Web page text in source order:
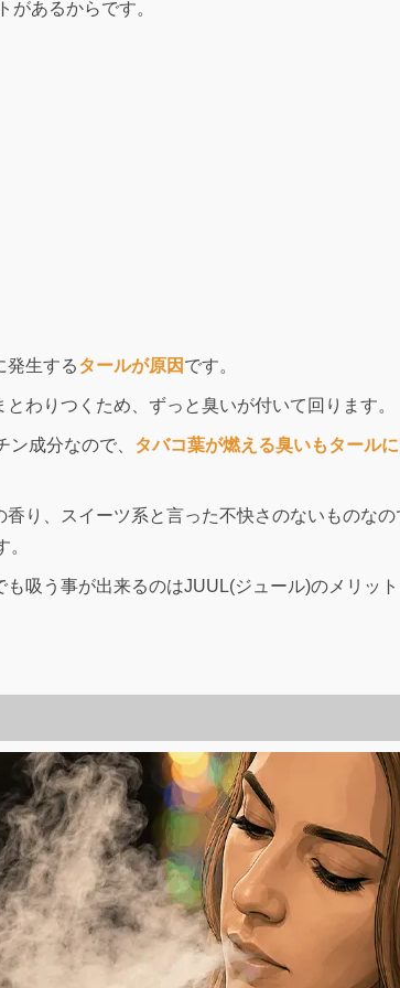
があるからです。
発生するタールが原因 です。
わりつくため、ずっと臭いが付いて回ります。
成分なので、 タバコ葉が燃える臭いもタール
り、スイーツ系と言った不快さのないものなの
吸う事が出来るのはJUUL(ジュール)のメリッ